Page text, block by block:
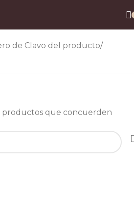
por transferencia bancaria 20%
de Clavo del producto/
productos que concuerden